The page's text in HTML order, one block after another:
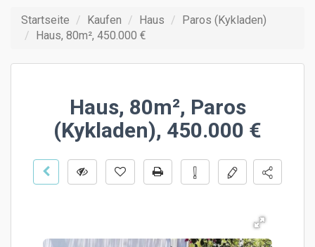
Startseite Kaufen Haus
Paros (Kykladen)
Haus, 80m², 450.000 €
Haus, 80m², Paros
(Kykladen), 450.000 €